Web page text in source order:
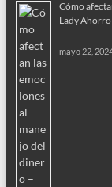
Cómo
Lady Ahorro
mayo 22,